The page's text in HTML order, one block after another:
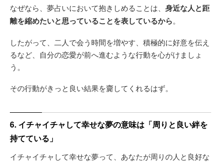
なぜなら、夢占いにおいて抱きしめることは、 身近な人と距
離を縮めたいと思っていることを表しているから。
したがって、二人で会う時間を増やす、積極的に好意を伝え
るなど、自分の恋愛が前へ進むような行動を心がけましょ
う。
その行動がきっと良い結果を齎してくれるはず。
6. イチャイチャして幸せな夢の意味は「周りと良い絆を
持てている」
イチャイチャして幸せな夢って、あなたが周りの人と良好な